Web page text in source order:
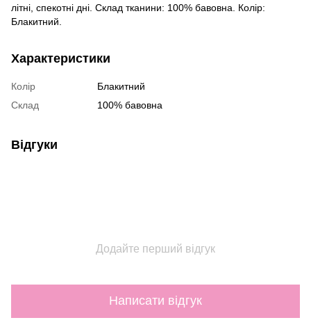
літні, спекотні дні. Склад тканини: 100% бавовна. Колір:
Блакитний.
Характеристики
Колір
Блакитний
Склад
100% бавовна
Відгуки
Додайте перший відгук
Написати відгук